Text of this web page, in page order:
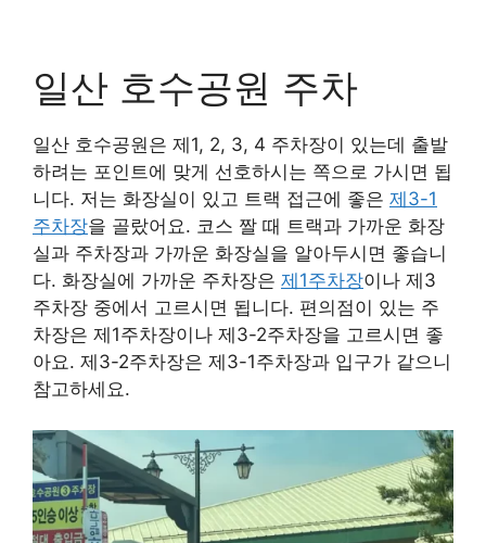
일산 호수공원 주차
일산 호수공원은 제1, 2, 3, 4 주차장이 있는데 출발
하려는 포인트에 맞게 선호하시는 쪽으로 가시면 됩
니다. 저는 화장실이 있고 트랙 접근에 좋은 제3-1
주차장을 골랐어요. 코스 짤 때 트랙과 가까운 화장
실과 주차장과 가까운 화장실을 알아두시면 좋습니
다. 화장실에 가까운 주차장은 제1주차장이나 제3
주차장 중에서 고르시면 됩니다. 편의점이 있는 주
차장은 제1주차장이나 제3-2주차장을 고르시면 좋
아요. 제3-2주차장은 제3-1주차장과 입구가 같으니
참고하세요.